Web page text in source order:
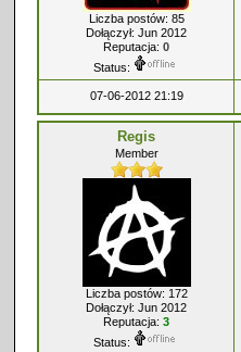
Liczba postów: 85
Dołączył: Jun 2012
Reputacja: 0
Status:
07-06-2012 21:19
Regis
Member
Liczba postów: 172
Dołączył: Jun 2012
Reputacja: 3
Status: